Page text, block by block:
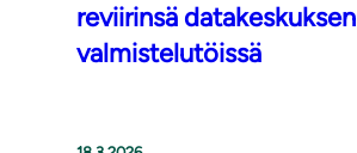
reviirinsä datakeskuksen
valmistelutöissä